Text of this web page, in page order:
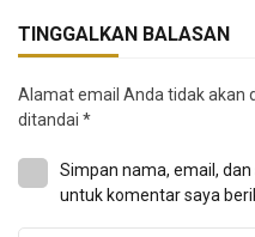
TINGGALKAN BALASAN
Alamat email Anda tidak akan
ditandai *
Simpan nama, email,
untuk komentar saya